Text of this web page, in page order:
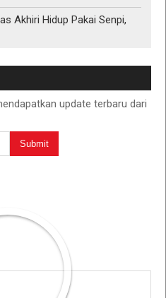
Akhiri Hidup Pakai Senpi,
update terbaru dari